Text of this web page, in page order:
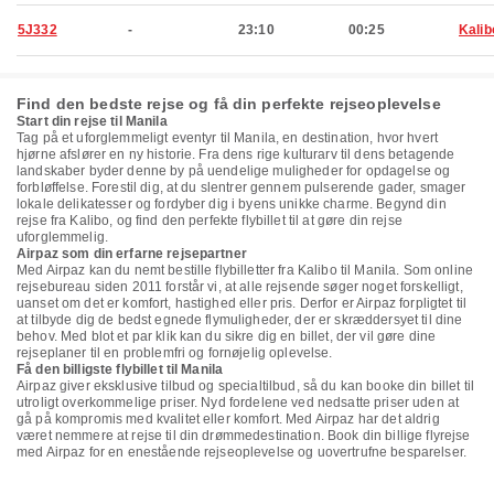
5J332 - 23:10 00:25
Find den bedste rejse og få din perfekte rejseoplevelse
Start din rejse til Manila
Tag på et uforglemmeligt eventyr til Manila, en destination, hvor hvert
hjørne afslører en ny historie. Fra dens rige kulturarv til dens betagende
landskaber byder denne by på uendelige muligheder for opdagelse og
forbløffelse. Forestil dig, at du slentrer gennem pulserende gader, smager
lokale delikatesser og fordyber dig i byens unikke charme. Begynd din
rejse fra Kalibo, og find den perfekte flybillet til at gøre din rejse
uforglemmelig.
Airpaz som din erfarne rejsepartner
Med Airpaz kan du nemt bestille flybilletter fra Kalibo til Manila. Som online
rejsebureau siden 2011 forstår vi, at alle rejsende søger noget forskelligt,
uanset om det er komfort, hastighed eller pris. Derfor er Airpaz forpligtet til
at tilbyde dig de bedst egnede flymuligheder, der er skræddersyet til dine
behov. Med blot et par klik kan du sikre dig en billet, der vil gøre dine
rejseplaner til en problemfri og fornøjelig oplevelse.
Få den billigste flybillet til Manila
Airpaz giver eksklusive tilbud og specialtilbud, så du kan booke din billet til
utroligt overkommelige priser. Nyd fordelene ved nedsatte priser uden at
gå på kompromis med kvalitet eller komfort. Med Airpaz har det aldrig
været nemmere at rejse til din drømmedestination. Book din billige flyrejse
med Airpaz for en enestående rejseoplevelse og uovertrufne besparelser.